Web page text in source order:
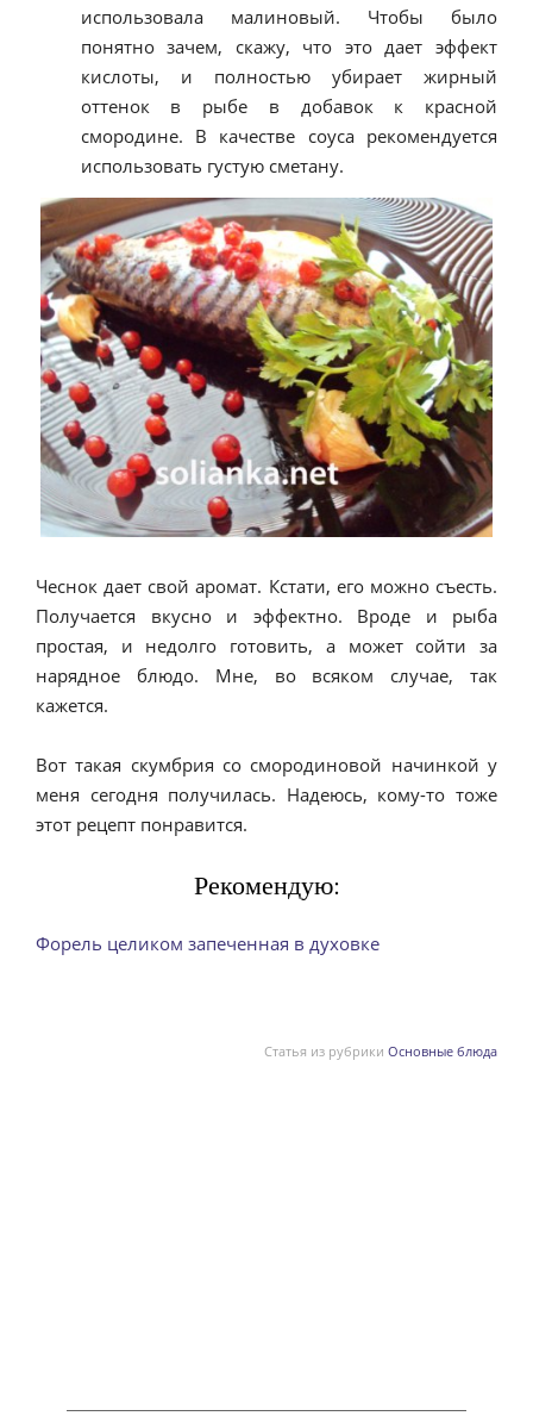
использовала малиновый. Чтобы было
понятно зачем, скажу, что это дает эффект
кислоты, и полностью убирает жирный
оттенок в рыбе в добавок к красной
смородине. В качестве соуса рекомендуется
использовать густую сметану.
Чеснок дает свой аромат. Кстати, его можно съесть.
Получается вкусно и эффектно. Вроде и рыба
простая, и недолго готовить, а может сойти за
нарядное блюдо. Мне, во всяком случае, так
кажется.
Вот такая скумбрия со смородиновой начинкой у
меня сегодня получилась. Надеюсь, кому-то тоже
этот рецепт понравится.
Рекомендую:
Форель целиком запеченная в духовке
Статья из рубрики Основные блюда